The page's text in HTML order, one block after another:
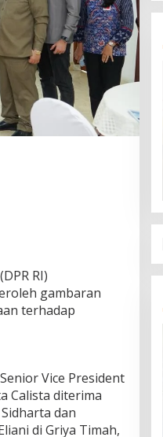
RI)
gambaran
terhadap
Vice President
Calista diterima
dan
di Griya Timah,
VI, Rina Tarol